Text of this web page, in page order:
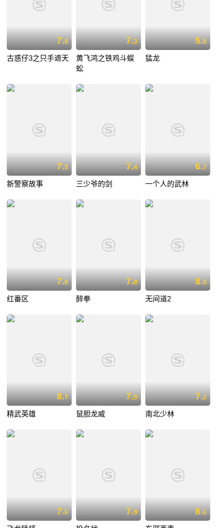
7.8
古惑仔3之只手遮天
7.3
黄飞鸿之铁鸡斗蜈
蚣
5.8
猛龙
7.9
新警察故事
7.4
三少爷的剑
6.7
一个人的武林
7.8
红番区
7.8
醉拳
8.8
无间道2
8.7
精武英雄
7.5
鼠胆龙威
7.2
南北少林
7.6 7.9 8.6